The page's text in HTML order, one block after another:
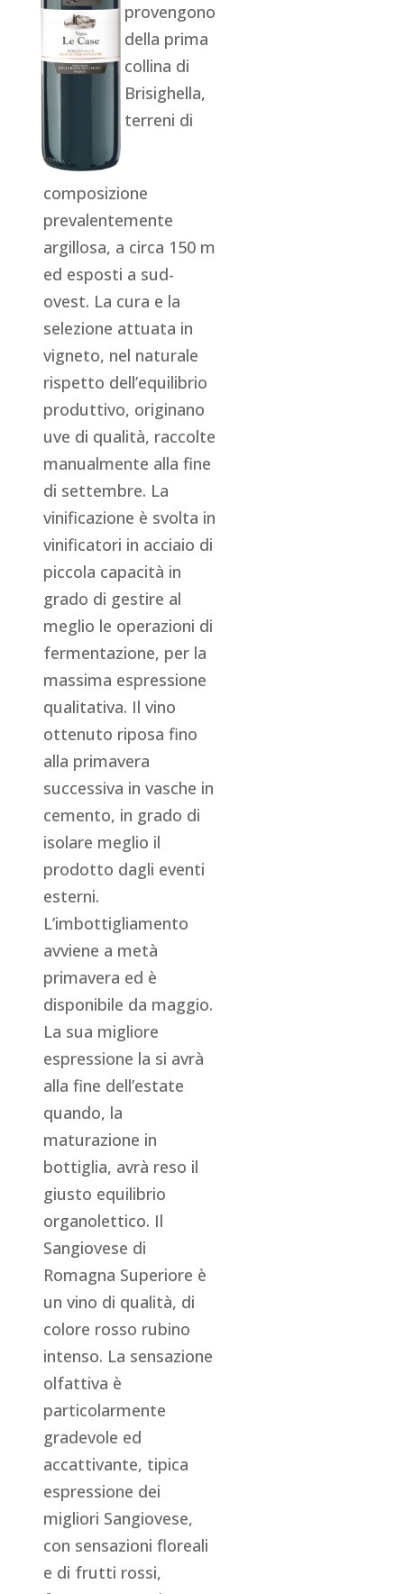
provengono
della prima
collina di
Brisighella,
terreni di
composizione
prevalentemente
argillosa, a circa 150 m
ed esposti a sud-
ovest. La cura e la
selezione attuata in
vigneto, nel naturale
rispetto dell’equilibrio
produttivo, originano
uve di qualità, raccolte
manualmente alla fine
di settembre. La
vinificazione è svolta in
vinificatori in acciaio di
piccola capacità in
grado di gestire al
meglio le operazioni di
fermentazione, per la
massima espressione
qualitativa. Il vino
ottenuto riposa fino
alla primavera
successiva in vasche in
cemento, in grado di
isolare meglio il
prodotto dagli eventi
esterni.
L’imbottigliamento
avviene a metà
primavera ed è
disponibile da maggio.
La sua migliore
espressione la si avrà
alla fine dell’estate
quando, la
maturazione in
bottiglia, avrà reso il
giusto equilibrio
organolettico. Il
Sangiovese di
Romagna Superiore è
un vino di qualità, di
colore rosso rubino
intenso. La sensazione
olfattiva è
particolarmente
gradevole ed
accattivante, tipica
espressione dei
migliori Sangiovese,
con sensazioni floreali
e di frutti rossi,